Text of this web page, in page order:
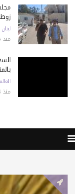
لبنان
منذ 5 أيام
العالم
منذ 4 أيام